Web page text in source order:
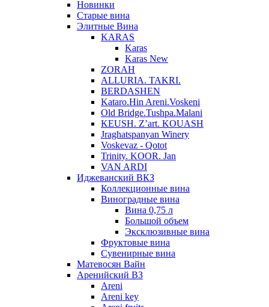
Новинки
Старые вина
Элитные Вина
KARAS
Karas
Karas New
ZORAH
ALLURIA. TAKRI.
BERDASHEN
Kataro.Hin Areni.Voskeni
Old Bridge.Tushpa.Malani
KEUSH. Z’art. KOUASH
Jraghatspanyan Winery
Voskevaz - Qotot
Trinity. KOOR. Jan
VAN ARDI
Иджеванский ВКЗ
Коллекционные вина
Виноградные вина
Вина 0,75 л
Большой объем
Эксклюзивные вина
Фруктовые вина
Cувенирные вина
Матевосян Вайн
Аренийский ВЗ
Areni
Areni key